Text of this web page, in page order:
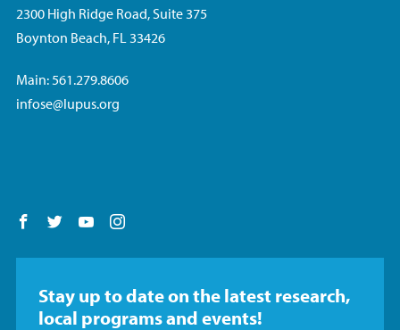
2300 High Ridge Road, Suite 375
Boynton Beach, FL 33426
Main: 561.279.8606
infose@lupus.org
Follow us on Facebook
Follow us on Twitter
Follow us on YouTube
Stay up to date on the latest research,
local programs and events!